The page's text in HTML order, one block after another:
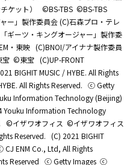
ケット）
©BS-TBS ©BS-TBS
ー」製作委員会 (C)石森プロ・テレ
ギーツ・キングオージャー」製作委
・東映 (C)BNOI/アイナナ製作委員
©東宝 (C)UP-FRONT
BIGHIT MUSIC / HYBE. All Rights
All Rights Reserved. ⓒ Getty
Information Technology (Beijing)
Youku Information Technology
©イザワオフィス ©イザワオフィス
Reserved. (C) 2021 BIGHIT
CJ ENM Co., Ltd, All Rights
Reserved ⓒ Getty Images ⓒ